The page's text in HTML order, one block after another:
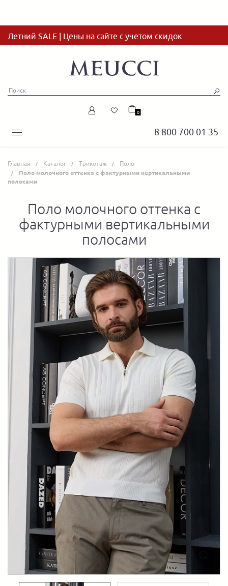
Летний SALE | Цены на сайте с учетом скидок
8 800 700 01 35
0
Главная Каталог Трикотаж Поло
Поло молочного оттенка с фактурными вертикальными
полосами
Поло молочного оттенка с
фактурными вертикальными
полосами